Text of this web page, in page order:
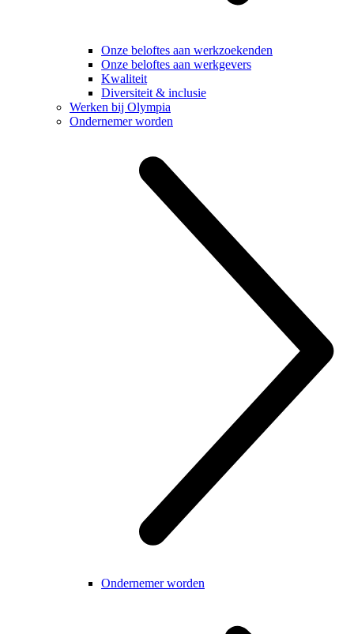
Onze beloftes aan werkzoekenden
Onze beloftes aan werkgevers
Kwaliteit
Diversiteit & inclusie
Werken bij Olympia
Ondernemer worden
Ondernemer worden